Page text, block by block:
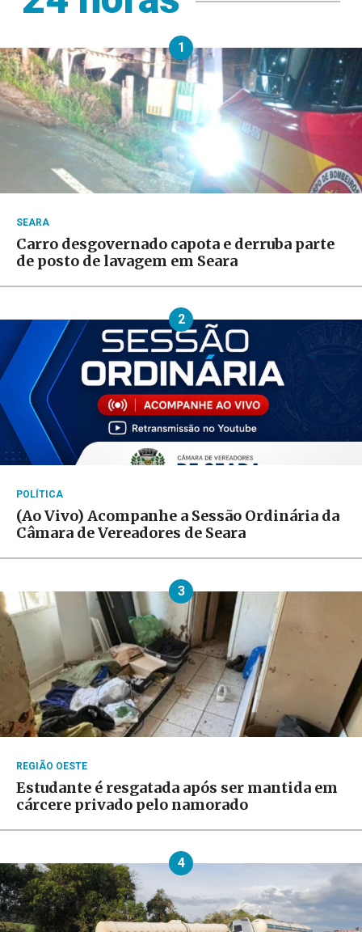
1
SEARA
Carro desgovernado capota e derruba parte
de posto de lavagem em Seara
2
POLÍTICA
(Ao Vivo) Acompanhe a Sessão Ordinária da
Câmara de Vereadores de Seara
3
REGIÃO OESTE
Estudante é resgatada após ser mantida em
cárcere privado pelo namorado
4